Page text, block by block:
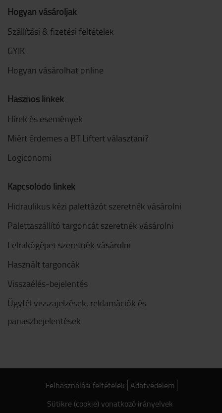
Hogyan vásároljak
Szállítási & fizetési feltételek
GYIK
Hogyan vásárolhat online
Hasznos linkek
Hírek és események
Miért érdemes a BT Liftert választani?
Logiconomi
Kapcsolódó linkek
Hidraulikus kézi palettázót szeretnék vásárolni
Palettaszállító targoncát szeretnék vásárolni
Felrakógépet szeretnék vásárolni
Használt targoncák
Visszaélés-bejelentés
Ügyfél visszajelzések, reklamációk és
panaszbejelentések
Felhasználási feltételek Adatvédelem
Sütikre (cookie) vonatkozó irányelvek